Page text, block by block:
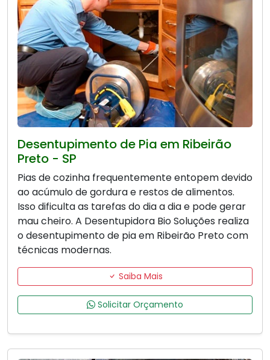
Desentupimento de Pia em Ribeirão
Preto - SP
Pias de cozinha frequentemente entopem devido
ao acúmulo de gordura e restos de alimentos.
Isso dificulta as tarefas do dia a dia e pode gerar
mau cheiro. A Desentupidora Bio Soluções realiza
o desentupimento de pia em Ribeirão Preto com
técnicas modernas.
Saiba Mais
Solicitar Orçamento